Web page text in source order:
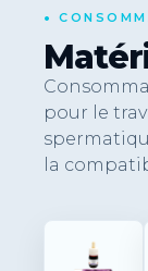
•
pour le
la